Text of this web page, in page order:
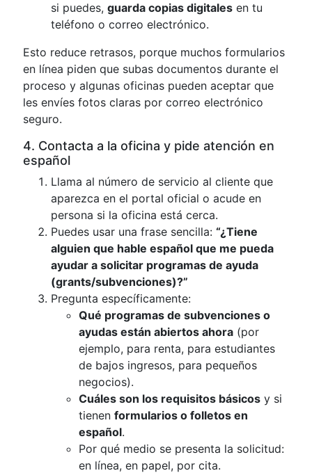
si puedes, guarda copias digitales en tu
teléfono o correo electrónico.
Esto reduce retrasos, porque muchos formularios
en línea piden que subas documentos durante el
proceso y algunas oficinas pueden aceptar que
les envíes fotos claras por correo electrónico
seguro.
4. Contacta a la oficina y pide atención en
español
Llama al número de servicio al cliente que
aparezca en el portal oficial o acude en
persona si la oficina está cerca.
Puedes usar una frase sencilla: “¿Tiene
alguien que hable español que me pueda
ayudar a solicitar programas de ayuda
(grants/subvenciones)?”
Pregunta específicamente:
Qué programas de subvenciones o
ayudas están abiertos ahora (por
ejemplo, para renta, para estudiantes
de bajos ingresos, para pequeños
negocios).
Cuáles son los requisitos básicos y si
tienen formularios o folletos en
español.
Por qué medio se presenta la solicitud:
en línea, en papel, por cita.